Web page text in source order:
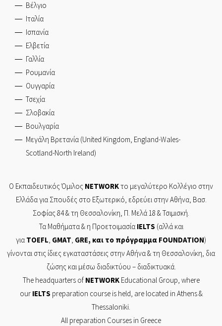
Βέλγιο
Ιταλία
Ισπανία
Ελβετία
Γαλλία
Ρουμανία
Ουγγαρία
Τσεχία
Σλοβακία
Βουλγαρία
Μεγάλη Βρετανία (United Kingdom, England-Wales-
Scotland-North Ireland)
Ο Εκπαιδευτικός Όμιλος NETWORKτο μεγαλύτερο Κολλέγιο στην
Ελλάδα για Σπουδές στο Εξωτερικό, εδρεύει στηνΑθήνα, Βασ.
Σοφίας 84& τη Θεσσαλονίκη, Π. Μελά 18 & Τσιμισκή.
Τα Mαθήματα & η Προετοιμασία IELTS (αλλά και
για TOEFL, GMAT, GRE, και το πρόγραμμα FOUNDATION)
γίνονται στις ίδιες εγκαταστάσεις στην Αθήνα & τη Θεσσαλονίκη, δια
ζώσης και μέσω διαδικτύου – διαδικτυακά.
The headquarters of NETWORKEducational Group, where
our IELTS preparation course is held, are located in Athens &
Thessaloniki.
All preparation Courses in Greece